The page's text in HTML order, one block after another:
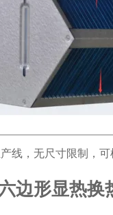
产线，无尺寸限制，
边形显热换